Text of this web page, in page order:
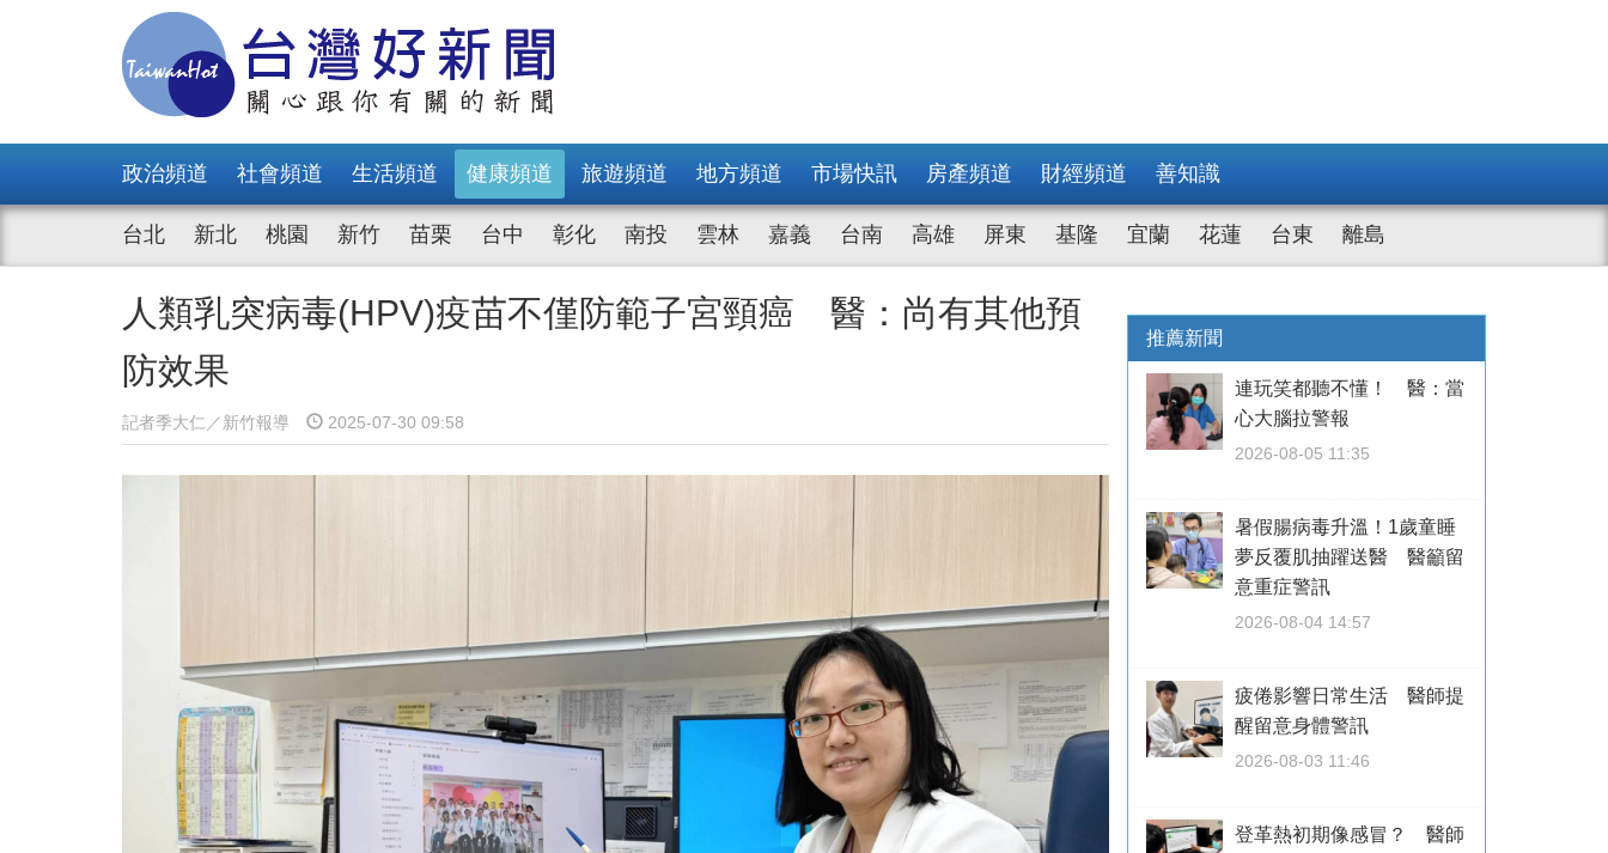
政治頻道 社會頻道 生活頻道 健康頻道 旅遊頻道 地方頻道 市場快訊 房產頻道 財經頻道 善知識
台北 新北 桃園 新竹 苗栗 台中 彰化 南投 雲林 嘉義 台南 高雄 屏東 基隆 宜蘭 花蓮 台東 離島
人類乳突病毒(HPV)疫苗不僅防範子宮頸癌 醫：尚有其他預
防效果
記者季大仁／新竹報導 2025-07-30 09:58
推薦新聞
連玩笑都聽不懂！ 醫：當
心大腦拉警報
2026-08-05 11:35
暑假腸病毒升溫！1歲童睡
夢反覆肌抽躍送醫 醫籲留
意重症警訊
2026-08-04 14:57
疲倦影響日常生活 醫師提
醒留意身體警訊
2026-08-03 11:46
登革熱初期像感冒？ 醫師